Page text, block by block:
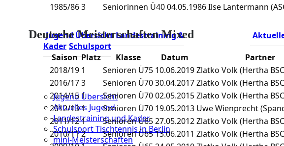
Jugend Übersicht Landestraining &
Kader Schulsport
Jugend Übersicht
Aktuelles Jugend
Landestraining und Kader
Schulsport Tischtennis in Berlin
mini-Meisterschaften
1985/863 Seniorinnen Ü4004.05.1986Ilse Lantermann
Deutsche Meisterschaften Mixed
Saison Platz Klasse Datum
Partner
2018/19 1 Senioren Ü75 10.06.2019Zlatko Volk (Hertha
2016/173 Senioren Ü7030.04.2017Zlatko Volk (Hertha
2014/15 1 Senioren Ü7002.05.2015Zlatko Volk (Hertha
2012/131 Senioren Ü70 19.05.2013 Uwe Wienprecht
2011/121 Senioren Ü6527.05.2012Zlatko Volk (Hertha
2010/112 Senioren Ü6513.06.2011 Zlatko Volk (Hertha